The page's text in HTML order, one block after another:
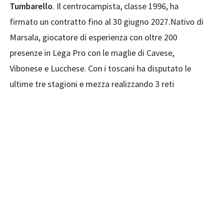
Tumbarello. Il centrocampista, classe 1996, ha
firmato un contratto fino al 30 giugno 2027.Nativo di
Marsala, giocatore di esperienza con oltre 200
presenze in Lega Pro con le maglie di Cavese,
Vibonese e Lucchese. Con i toscani ha disputato le
ultime tre stagioni e mezza realizzando 3 reti